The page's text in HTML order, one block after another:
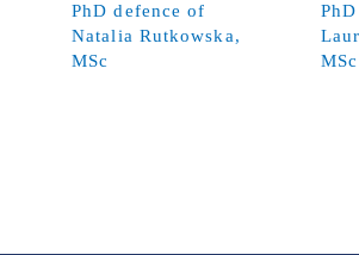
PhD defence of
Natalia Rutkowska,
MSc
MSc